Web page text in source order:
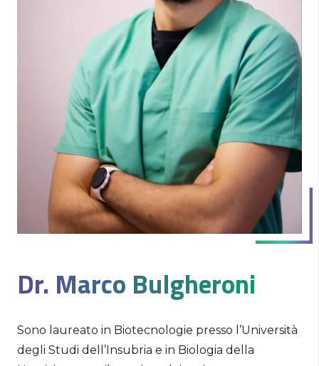
Dr. Marco Bulgheroni
Sono laureato in Biotecnologie presso l’Università
degli Studi dell’Insubria e in Biologia della